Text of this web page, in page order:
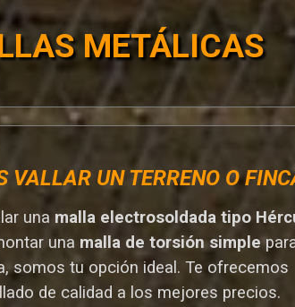
METÁLICAS
VALLAR UN TERRENO O
una malla electrosoldada tipo
una malla de torsión simple
somos tu opción ideal. Te ofrecemos
de calidad a los mejores precios.